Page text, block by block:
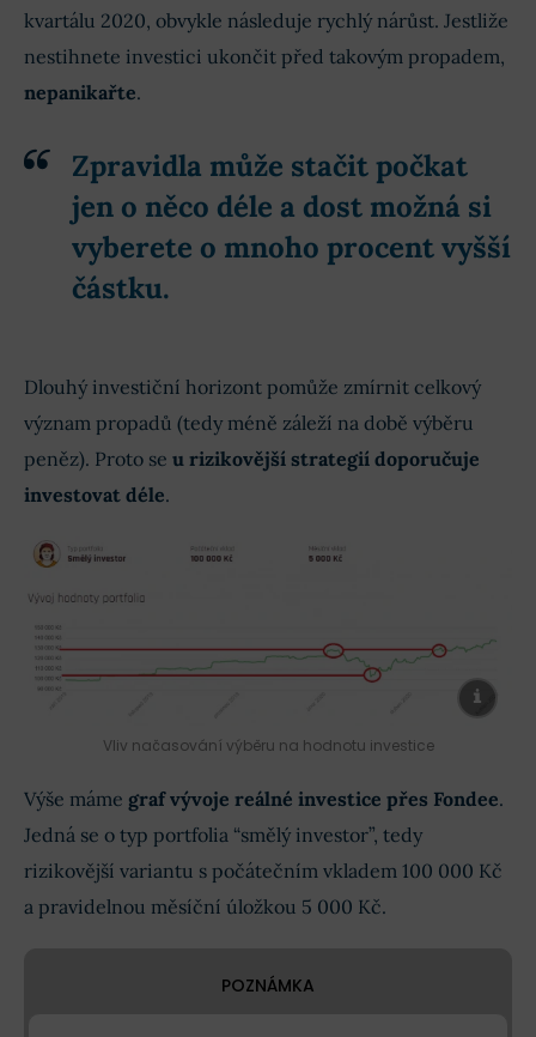
kvartálu 2020, obvykle následuje rychlý nárůst. Jestliže
nestihnete investici ukončit před takovým propadem,
nepanikařte.
Zpravidla může stačit počkat
jen o něco déle a dost možná si
vyberete o mnoho procent vyšší
částku.
Dlouhý investiční horizont pomůže zmírnit celkový
význam propadů (tedy méně záleží na době výběru
peněz). Proto se u rizikovější strategií doporučuje
investovat déle.
Vliv načasování výběru na hodnotu investice
Výše máme graf vývoje reálné investice přes Fondee.
Jedná se o typ portfolia “smělý investor”, tedy
rizikovější variantu s počátečním vkladem 100 000 Kč
a pravidelnou měsíční úložkou 5 000 Kč.
POZNÁMKA